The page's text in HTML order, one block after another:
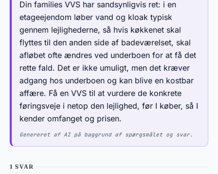
Din families VVS har sandsynligvis ret: i en
etageejendom løber vand og kloak typisk
gennem lejlighederne, så hvis køkkenet skal
flyttes til den anden side af badeværelset, skal
afløbet ofte ændres ved underboen for at få det
rette fald. Det er ikke umuligt, men det kræver
adgang hos underboen og kan blive en kostbar
affære. Få en VVS til at vurdere de konkrete
føringsveje i netop den lejlighed, før I køber, så I
kender omfanget og prisen.
Genereret af AI på baggrund af spørgsmålet og svar.
1 SVAR